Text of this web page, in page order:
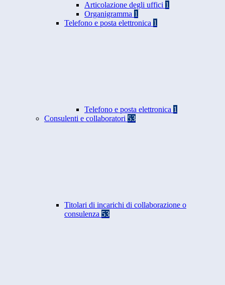
Articolazione degli uffici 1
Organigramma 1
Telefono e posta elettronica 1
Telefono e posta elettronica 1
Consulenti e collaboratori 53
Titolari di incarichi di collaborazione o
consulenza 53